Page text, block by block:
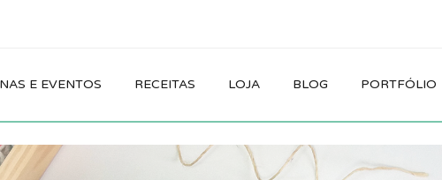
E EVENTOS RECEITAS LOJA BLOG PORTFÓLIO